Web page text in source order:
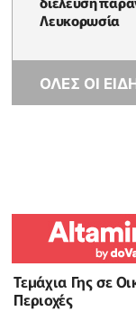
Λευκορωσία
ΟΛΕΣ ΟΙ
Τεμάχια Γης σε
Περιοχές